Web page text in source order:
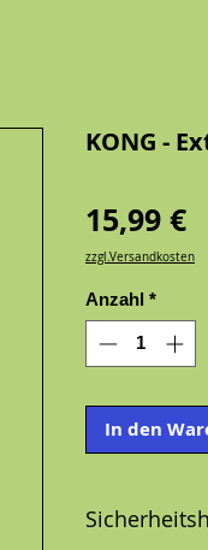
KONG -
15,99 €
zzgl.Versandkosten
Anzahl *
In den